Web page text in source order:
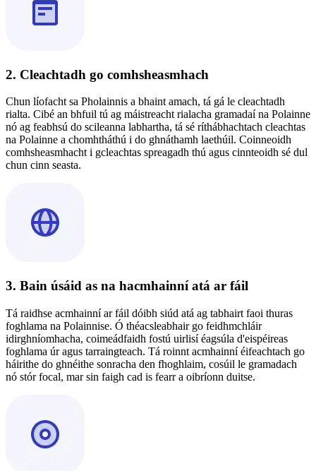
2. Cleachtadh go comhsheasmhach
Chun líofacht sa Pholainnis a bhaint amach, tá gá le cleachtadh
rialta. Cibé an bhfuil tú ag máistreacht rialacha gramadaí na Polainne
nó ag feabhsú do scileanna labhartha, tá sé ríthábhachtach cleachtas
na Polainne a chomhtháthú i do ghnáthamh laethúil. Coinneoidh
comhsheasmhacht i gcleachtas spreagadh thú agus cinnteoidh sé dul
chun cinn seasta.
3. Bain úsáid as na hacmhainní atá ar fáil
Tá raidhse acmhainní ar fáil dóibh siúd atá ag tabhairt faoi thuras
foghlama na Polainnise. Ó théacsleabhair go feidhmchláir
idirghníomhacha, coimeádfaidh fostú uirlisí éagsúla d'eispéireas
foghlama úr agus tarraingteach. Tá roinnt acmhainní éifeachtach go
háirithe do ghnéithe sonracha den fhoghlaim, cosúil le gramadach
nó stór focal, mar sin faigh cad is fearr a oibríonn duitse.